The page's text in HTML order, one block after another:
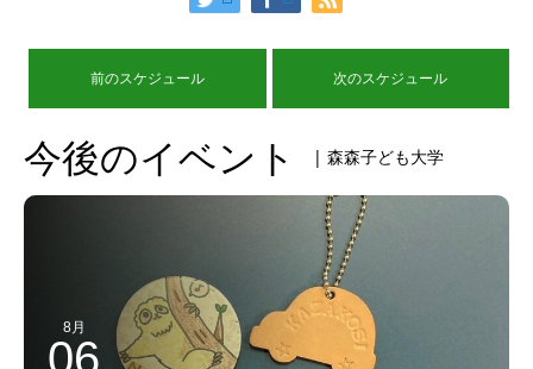
前のスケジュール 次のスケジュール
今後のイベント | 森森子ども大学
8月
06